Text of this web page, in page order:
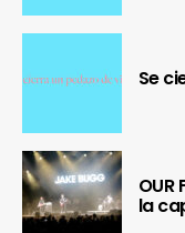
Se
la